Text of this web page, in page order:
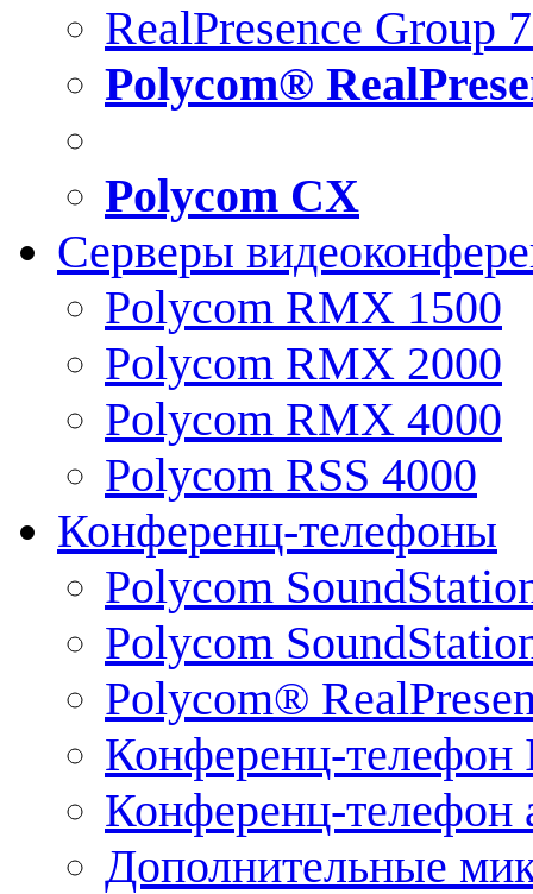
RealPresence Group
Polycom®
Polycom CX
Серверы
Polycom RMX 1500
Polycom RMX 2000
Polycom RMX 4000
Polycom RSS 4000
Конференц-телефоны
Polycom
Polycom
Polycom®
Конференц-телефон
Конференц-телефон
Дополнительные